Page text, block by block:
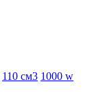
110 см3 1000 w